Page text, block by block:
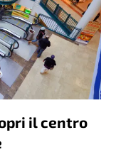
il centro